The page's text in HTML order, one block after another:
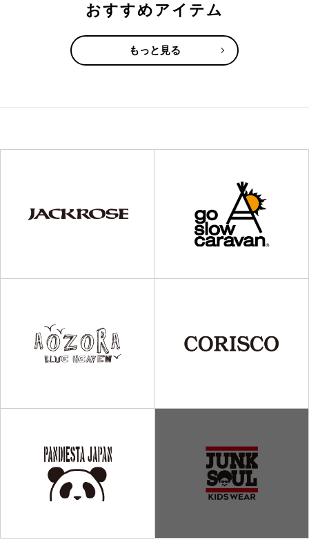
おすすめアイテム
もっと見る